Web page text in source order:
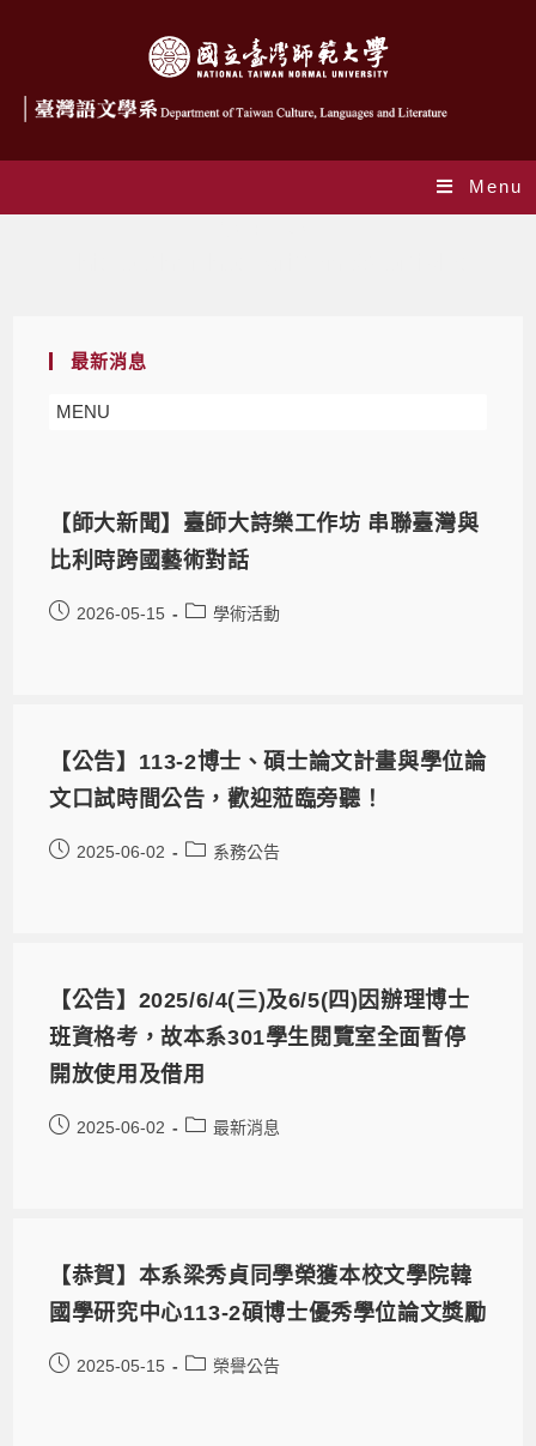
Menu
最新消息
MENU
【師大新聞】臺師大詩樂工作坊 串聯臺灣與
比利時跨國藝術對話
2026-05-15 學術活動
【公告】113-2博士、碩士論文計畫與學位論
文口試時間公告，歡迎蒞臨旁聽！
2025-06-02 系務公告
【公告】2025/6/4(三)及6/5(四)因辦理博士
班資格考，故本系301學生閱覽室全面暫停
開放使用及借用
2025-06-02 最新消息
【恭賀】本系梁秀貞同學榮獲本校文學院韓
國學研究中心113-2碩博士優秀學位論文獎勵
2025-05-15 榮譽公告